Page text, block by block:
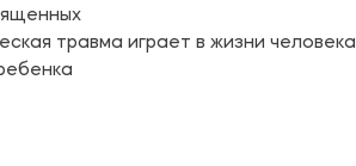
травма играет в жизни человека